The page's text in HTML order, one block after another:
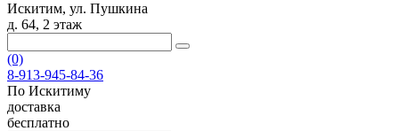
Искитим, ул. Пушкина
д. 64, 2 этаж
(0)
8-913-945-84-36
По Искитиму
доставка
бесплатно